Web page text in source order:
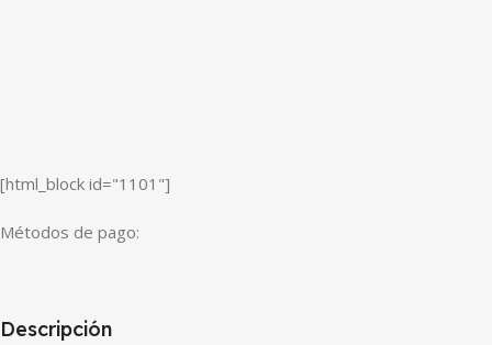
[html_block id="1101"]
Métodos de pago:
Descripción